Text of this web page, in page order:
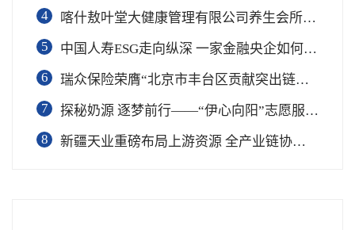
4
喀什敖叶堂大健康管理有限公司养生会所盛大开业
5
中国人寿ESG走向纵深 一家金融央企如何连接国家战略与民生需求
6
瑞众保险荣膺“北京市丰台区贡献突出链长单位”奖项
7
​探秘奶源 逐梦前行——“伊心向阳”志愿服务队开展幼儿园科普公益志愿活动
8
新疆天业重磅布局上游资源 全产业链协同再塑成长新动能